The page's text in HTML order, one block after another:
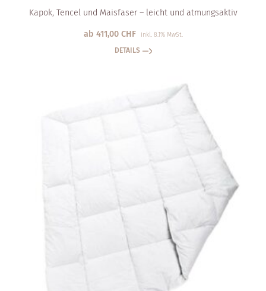
Kapok, Tencel und Maisfaser – leicht und atmungsaktiv
ab 411,00 CHF inkl. 8.1% MwSt.
DETAILS